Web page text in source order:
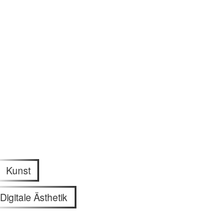
Kunst
Digitale Ästhetik